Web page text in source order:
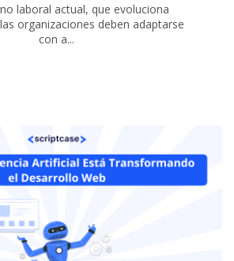
laboral actual, que evoluciona
organizaciones deben adaptarse
con a...